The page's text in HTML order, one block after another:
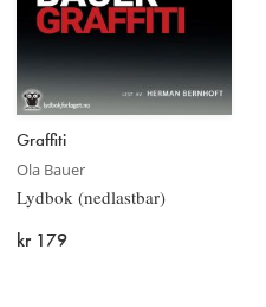
Graffiti
Ola Bauer
Lydbok (nedlastbar)
kr 179